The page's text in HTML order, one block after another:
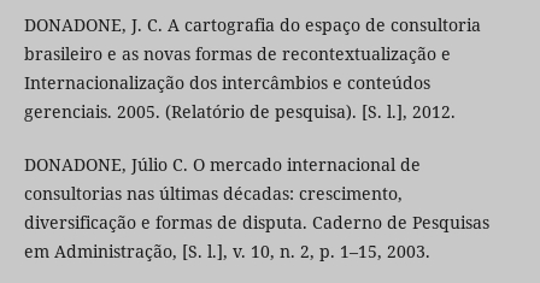
DONADONE, J. C. A cartografia do espaço de consultoria
brasileiro e as novas formas de recontextualização e
Internacionalização dos intercâmbios e conteúdos
gerenciais. 2005. (Relatório de pesquisa). [S. l.], 2012.
DONADONE, Júlio C. O mercado internacional de
consultorias nas últimas décadas: crescimento,
diversificação e formas de disputa. Caderno de Pesquisas
em Administração, [S. l.], v. 10, n. 2, p. 1–15, 2003.